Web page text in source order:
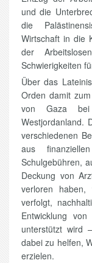
und die
die
Wirtschaft in die
der
Schwierigkeiten
Über das
Orden damit
von Gaza
Westjordanland.
verschiedenen
aus
Schulgebühren,
Deckung von
verloren
verfolgt,
Entwicklung
unterstützt wird
dabei zu helfen,
erzielen.